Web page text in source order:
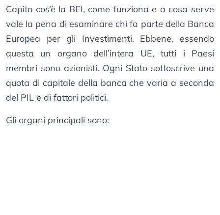
Capito cos’è la BEI, come funziona e a cosa serve
vale la pena di esaminare chi fa parte della Banca
Europea per gli Investimenti. Ebbene, essendo
questa un organo dell’intera UE, tutti i Paesi
membri sono azionisti. Ogni Stato sottoscrive una
quota di capitale della banca che varia a seconda
del PIL e di fattori politici.
Gli organi principali sono: